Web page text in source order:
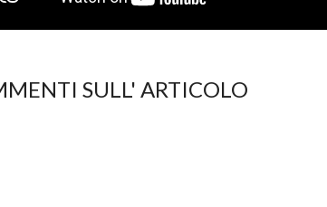
SULL' ARTICOLO